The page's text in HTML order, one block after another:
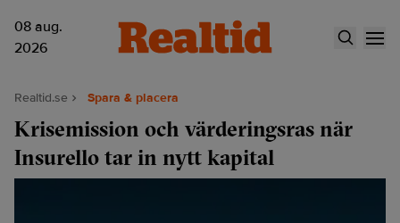
08 aug.
2026
Realtid.se Spara & placera
Krisemission och värderingsras när
Insurello tar in nytt kapital